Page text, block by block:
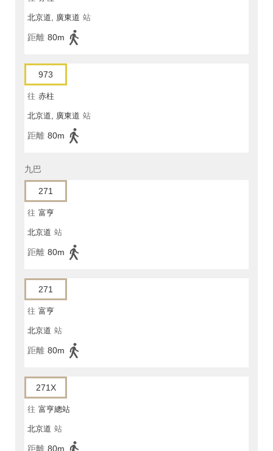
北京道, 廣東道 站
距離 80m
973
往 赤柱
北京道, 廣東道 站
距離 80m
九巴
271
往 富亨
北京道 站
距離 80m
271
往 富亨
北京道 站
距離 80m
271X
往 富亨總站
北京道 站
距離 80m